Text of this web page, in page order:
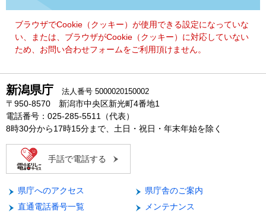
て
ブラウザでCookie（クッキー）が使用できる設定になっていな
い、または、ブラウザがCookie（クッキー）に対応していない
ため、お問い合わせフォームをご利用頂けません。
新潟県庁 法人番号 5000020150002
〒950-8570 新潟市中央区新光町4番地1
電話番号：025-285-5511（代表）
8時30分から17時15分まで、土日・祝日・年末年始を除く
手話で電話する
県庁へのアクセス
県庁舎のご案内
直通電話番号一覧
メンテナンス